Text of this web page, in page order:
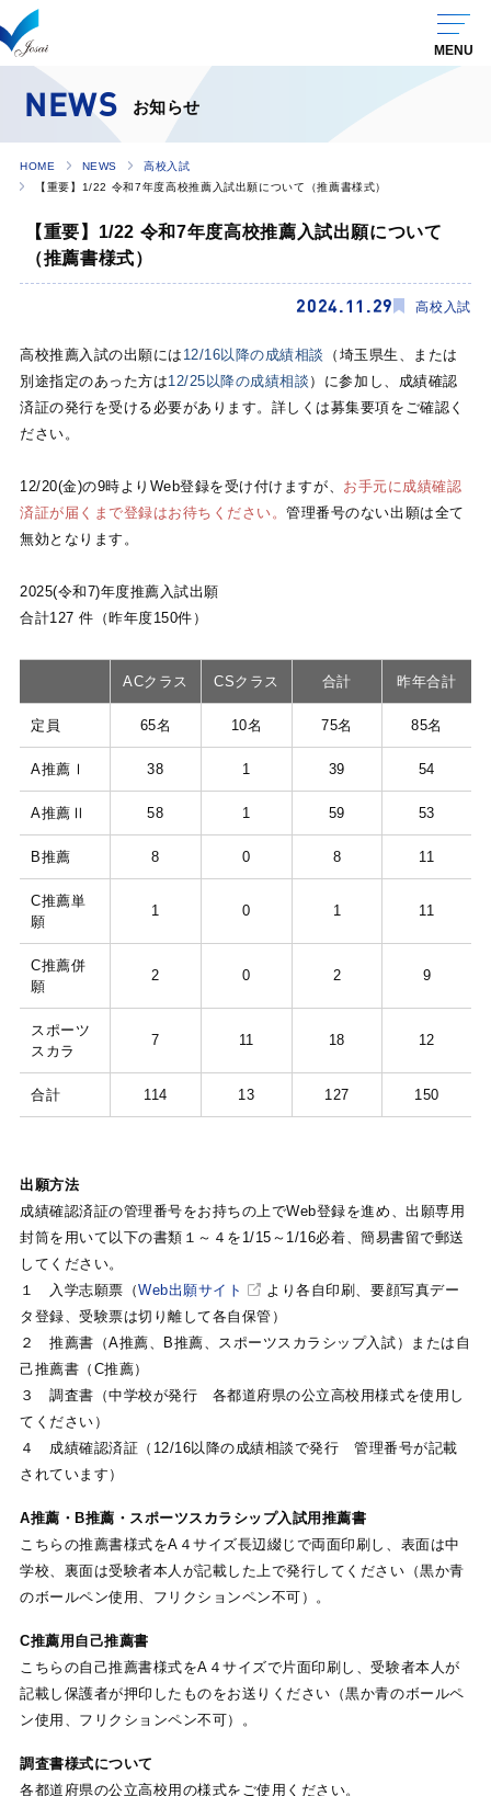
NEWS お知らせ
HOME NEWS
高校入試
【重要】1/22 令和7年度高校推薦入試出願について（推薦書様式）
【重要】1/22 令和7年度高校推薦入試出願について
（推薦書様式）
2024.11.29 高校入試
高校推薦入試の出願には 12/16以降の成績相談
（埼玉県生、または
別途指定のあった方は12/25以降の成績相談 ）に参加し、成績確認
済証の発行を受ける必要があります。詳しくは募集要項をご確認く
ださい。
12/20(金)の9時よりWeb登録を受け付けますが、 お手元に成績確認
済証が届くまで登録はお待ちください。管理番号のない出願は全て
無効となります。
2025(令和7)年度推薦入試出願
合計127 件（昨年度150件）
ACクラス CSクラス 合計 昨年合計
定員 65名 10名 75名 85名
A推薦Ⅰ 38 1 39 54
A推薦Ⅱ 58 1 59 53
B推薦 8 0 8 11
C推薦単
願
1 0 1 11
C推薦併
願
2 0 2 9
スポーツ
スカラ
7 11 18 12
合計 114 13 127 150
出願方法
成績確認済証の管理番号をお持ちの上でWeb登録を進め、出願専用
封筒を用いて以下の書類１～４を1/15～1/16必着、簡易書留で郵送
してください。
１ 入学志願票（Web出願サイト
より各自印刷、要顔写真デー
タ登録、受験票は切り離して各自保管）
２ 推薦書（A推薦、B推薦、スポーツスカラシップ入試）または自
己推薦書（C推薦）
３ 調査書（中学校が発行 各都道府県の公立高校用様式を使用し
てください）
４ 成績確認済証（12/16以降の成績相談で発行 管理番号が記載
されています）
A推薦・B推薦・スポーツスカラシップ入試用推薦書
こちらの推薦書様式をA４サイズ長辺綴じで両面印刷し、表面は中
学校、裏面は受験者本人が記載した上で発行してください（黒か青
のボールペン使用、フリクションペン不可）。
C推薦用自己推薦書
こちらの自己推薦書様式をA４サイズで片面印刷し、受験者本人が
記載し保護者が押印したものをお送りください（黒か青のボールペ
ン使用、フリクションペン不可）。
調査書様式について
各都道府県の公立高校用の様式をご使用ください。